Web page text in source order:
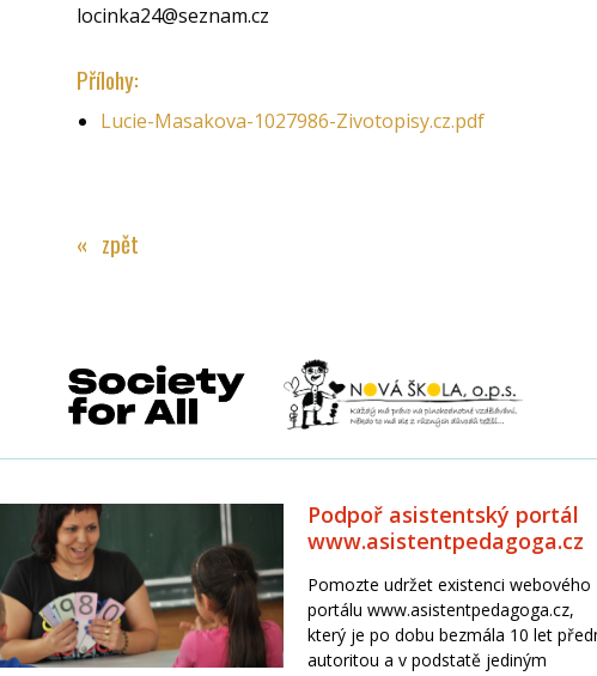
locinka24@seznam.cz
Přílohy:
Lucie-Masakova-1027986-Zivotopisy.cz.pdf
« zpět